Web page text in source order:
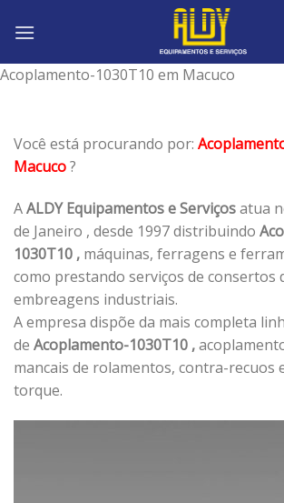
Acoplamento-1030T10 em Macuco
Você está procurando por:
Macuco?
AALDY Equipamentos e Serviçosatua
de Janeiro , desde 1997 distribuindo
1030T10 , máquinas, ferragens e
como prestando serviços de consertos
embreagens industriais.
A empresa dispõe da mais completa
de Acoplamento-1030T10 ,
mancais de rolamentos, contra-recuos
torque.